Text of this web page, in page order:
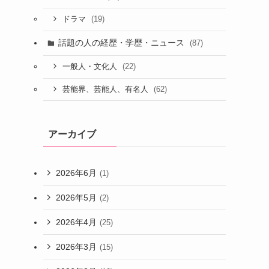
ドラマ (19)
話題の人の経歴・学歴・ニュース (87)
一般人・文化人 (22)
芸能界、芸能人、有名人 (62)
アーカイブ
2026年6月 (1)
2026年5月 (2)
2026年4月 (25)
2026年3月 (15)